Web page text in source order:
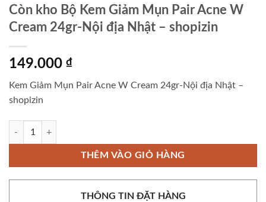
Còn kho Bộ Kem Giảm Mụn Pair Acne W
Cream 24gr-Nội địa Nhật – shopizin
149.000 ₫
Kem Giảm Mụn Pair Acne W Cream 24gr-Nội địa Nhật –
shopizin
Còn kho Bộ Kem Giảm Mụn Pair Acne W Cream 24gr-Nội địa Nhật -
THÊM VÀO GIỎ HÀNG
THÔNG TIN ĐẶT HÀNG